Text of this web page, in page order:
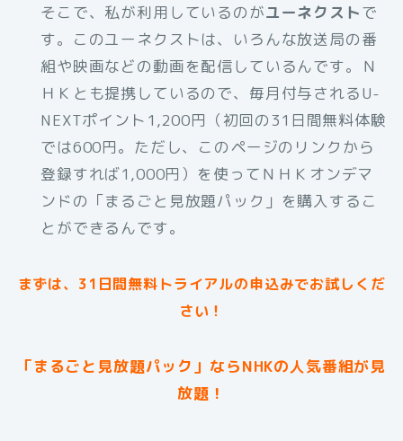
そこで、私が利用しているのがユーネクストで
す。このユーネクストは、いろんな放送局の番
組や映画などの動画を配信しているんです。Ｎ
ＨＫとも提携しているので、毎月付与されるU-
NEXTポイント1,200円（初回の31日間無料体験
では600円。ただし、このページのリンクから
登録すれば1,000円）を使ってＮＨＫオンデマ
ンドの「まるごと見放題パック」を購入するこ
とができるんです。
まずは、31日間無料トライアルの申込みでお試しくだ
さい！
「まるごと見放題パック」ならNHKの人気番組が見
放題！